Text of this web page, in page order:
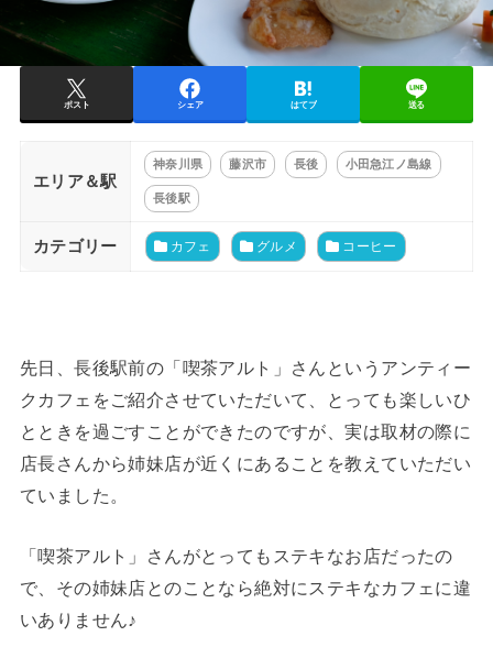
ポスト シェア はてブ 送る
エリア＆駅
神奈川県 藤沢市 長後 小田急江ノ島線
長後駅
カテゴリー カフェ グルメ コーヒー
先日、長後駅前の「喫茶アルト」さんというアンティー
クカフェをご紹介させていただいて、とっても楽しいひ
とときを過ごすことができたのですが、実は取材の際に
店長さんから姉妹店が近くにあることを教えていただい
ていました。
「喫茶アルト」さんがとってもステキなお店だったの
で、その姉妹店とのことなら絶対にステキなカフェに違
いありません♪